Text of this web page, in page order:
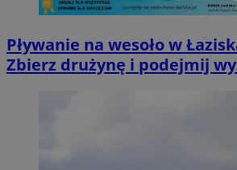
Pływanie na wesoło w
Zbierz drużynę i podejmij